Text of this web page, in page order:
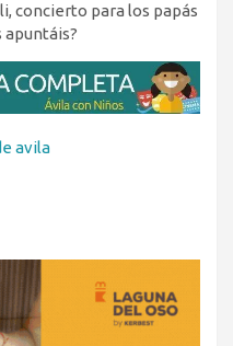
concierto para los papás
apuntáis?